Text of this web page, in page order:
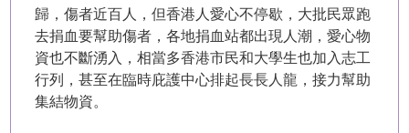
歸，傷者近百人，但香港人愛心不停歇，大批民眾跑
去捐血要幫助傷者，各地捐血站都出現人潮，愛心物
資也不斷湧入，相當多香港市民和大學生也加入志工
行列，甚至在臨時庇護中心排起長長人龍，接力幫助
集結物資。